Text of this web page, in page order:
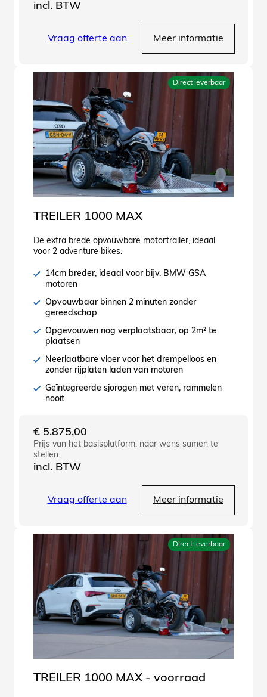
incl. BTW
Vraag offerte aan Meer informatie
Direct leverbaar
TREILER 1000 MAX
De extra brede opvouwbare motortrailer, ideaal
voor 2 adventure bikes.
14cm breder, ideaal voor bijv. BMW GSA
motoren
Opvouwbaar binnen 2 minuten zonder
gereedschap
Opgevouwen nog verplaatsbaar, op 2m² te
plaatsen
Neerlaatbare vloer voor het drempelloos en
zonder rijplaten laden van motoren
Geïntegreerde sjorogen met veren, rammelen
nooit
€ 5.875,00
Prijs van het basisplatform, naar wens samen te
stellen.
incl. BTW
Vraag offerte aan Meer informatie
Direct leverbaar
TREILER 1000 MAX - voorraad